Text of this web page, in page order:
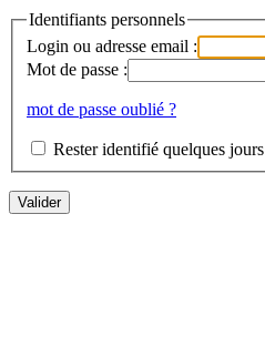
Identifiants personnels
Login ou adresse email :
Mot de passe :
mot de passe oublié ?
Rester identifié quelques jours